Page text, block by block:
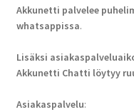
Akkunetti palvelee
whatsappissa.
Lisäksi
Akkunetti Chatti löytyy
Asiakaspalvelu: